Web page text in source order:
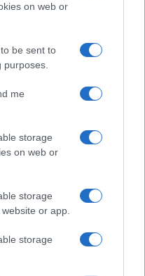
on web or
be sent to
me
storage
on web or
storage
or app.
storage
között az érdeklődőket a
eseményen több
Bihar a negyedik
Magyarország
városa, Debrecen. A
és hévízekben gazdag,
is kiemelkedő.